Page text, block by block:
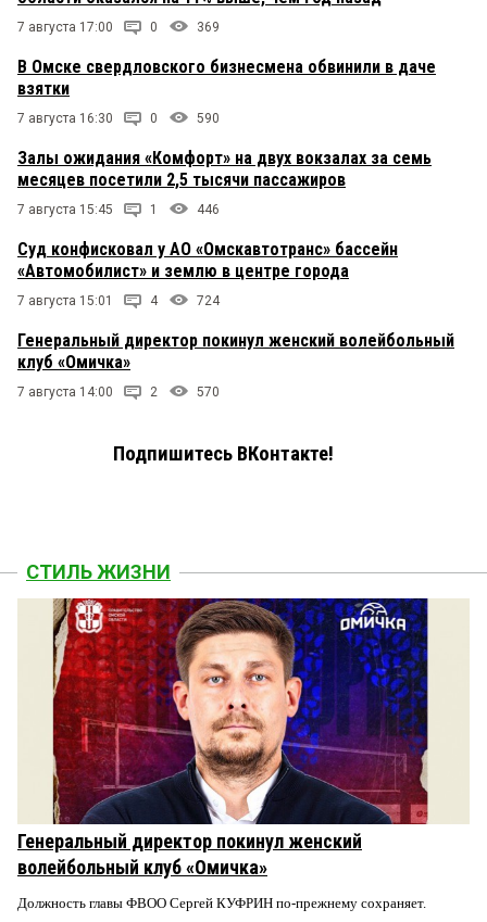
7 августа 17:00 0 369
В Омске свердловского бизнесмена обвинили в даче
взятки
7 августа 16:30 0 590
Залы ожидания «Комфорт» на двух вокзалах за семь
месяцев посетили 2,5 тысячи пассажиров
7 августа 15:45 1 446
Суд конфисковал у АО «Омскавтотранс» бассейн
«Автомобилист» и землю в центре города
7 августа 15:01 4 724
Генеральный директор покинул женский волейбольный
клуб «Омичка»
7 августа 14:00 2 570
Подпишитесь ВКонтакте!
СТИЛЬ ЖИЗНИ
Генеральный директор покинул женский
волейбольный клуб «Омичка»
Должность главы ФВОО Сергей КУФРИН по-прежнему сохраняет.